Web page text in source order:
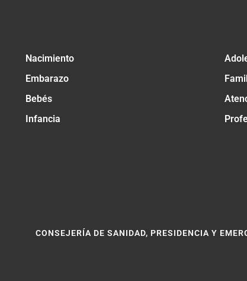
Nacimiento
Embarazo
Bebés
Infancia
CONSEJERÍA DE SANIDAD, PRESIDENCIA Y